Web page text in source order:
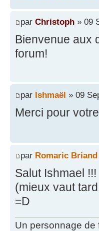
par Christoph » 09
Bienvenue aux
forum!
par Ishmaël » 09
Merci pour
par Romaric Briand
Salut Ishmael !!!
(mieux vaut
=D
Un personnage de